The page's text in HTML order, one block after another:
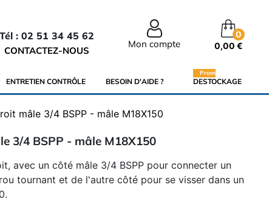
Tél : 02 51 34 45 62
CONTACTEZ-NOUS
Mon compte
0
0,00 €
ENTRETIEN CONTRÔLE BESOIN D'AIDE ? DESTOCKAGE
Promo
mâle 3/4 BSPP - mâle M18X150
3/4 BSPP - mâle M18X150
avec un côté mâle 3/4 BSPP pour connecter un
tournant et de l'autre côté pour se visser dans un